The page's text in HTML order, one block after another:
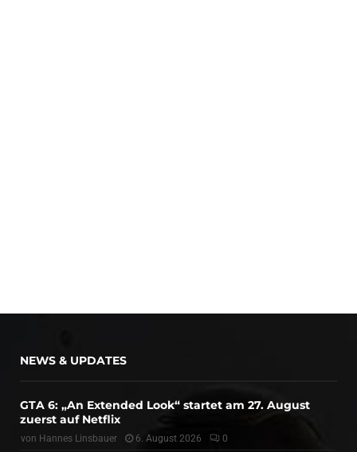
NEWS & UPDATES
GTA 6: „An Extended Look“ startet am 27. August
zuerst auf Netflix
von Hannes Linsbauer 6. August 2026 0